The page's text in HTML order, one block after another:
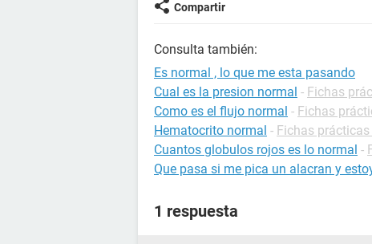
Compartir
Consulta también:
Es normal , lo que me esta pasando
Cual es la presion normal - Fichas
Como es el flujo normal - Fichas
Hematocrito normal - Fichas prácticas
Cuantos globulos rojos es lo normal -
Que pasa si me pica un alacran y
1 respuesta